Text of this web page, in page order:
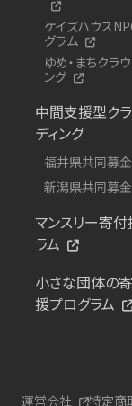
ケイズハウス
グラム
ゆめ・まちクラ
ング
中間支援型ク
ディング
福井県共同募
新潟県共同募
マンスリー寄
ラム
小さな団体の
援プログラム
運営会社 特定商